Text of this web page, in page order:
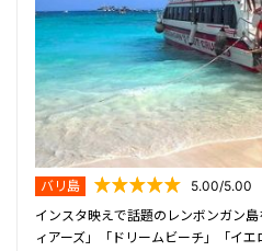
バリ島
5.00/5.00
インスタ映えで話題のレンボンガン
ィアーズ」「ドリームビーチ」「イ